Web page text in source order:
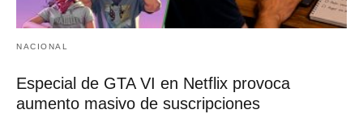
NACIONAL
Especial de GTA VI en Netflix provoca
aumento masivo de suscripciones